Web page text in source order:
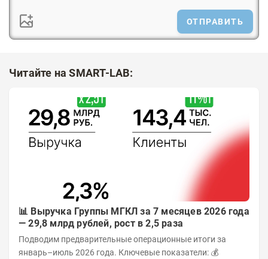
ОТПРАВИТЬ
Читайте на SMART-LAB:
📊 Выручка Группы МГКЛ за 7 месяцев 2026 года
— 29,8 млрд рублей, рост в 2,5 раза
Подводим предварительные операционные итоги за
январь–июль 2026 года. Ключевые показатели: 💰